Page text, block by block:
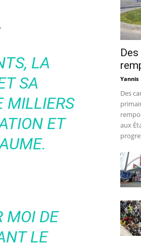
LA
SA
MILLIERS
ET
MOI DE
LE
Yannis
Des
aux